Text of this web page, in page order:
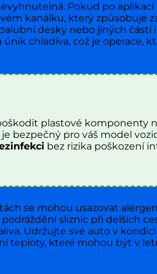
Pokud po
kanálku, který způsobuje
desky nebo jiných částí
chladiva, což je operace,
plastové komponenty
bezpečný pro váš model
bez rizika poškození
se mohou usazovat
sliznic při delších
Udržujte své auto v
teploty, které mohou být v